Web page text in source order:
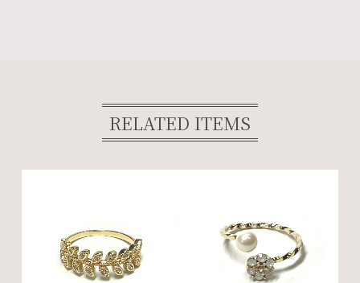
RELATED ITEMS